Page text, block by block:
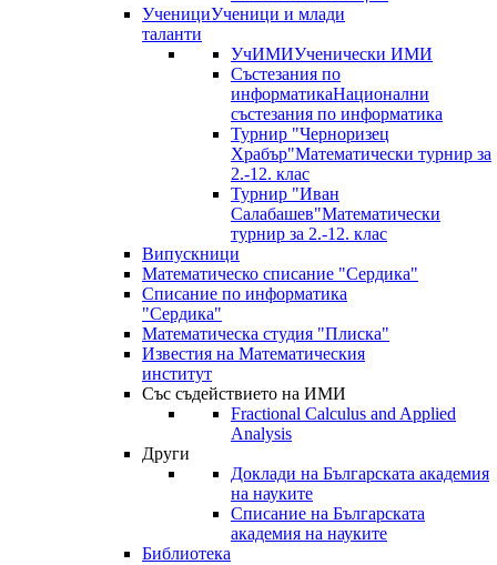
УченициУченици и млади
таланти
УчИМИУченически ИМИ
Състезания по
информатикаНационални
състезания по информатика
Турнир "Черноризец
Храбър"Математически турнир за
2.-12. клас
Турнир "Иван
Салабашев"Математически
турнир за 2.-12. клас
Випускници
Математическо списание "Сердика"
Списание по информатика
"Сердика"
Математическа студия "Плиска"
Известия на Математическия
институт
Със съдействието на ИМИ
Fractional Calculus and Applied
Analysis
Други
Доклади на Българската академия
на науките
Списание на Българската
академия на науките
Библиотека